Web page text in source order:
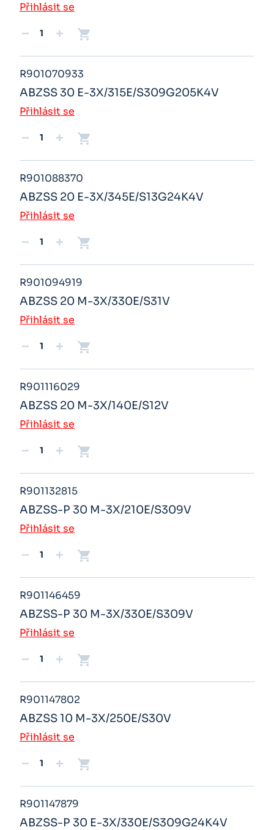
Přihlásit se
remove add shopping_cart
R901070933
ABZSS 30 E-3X/315E/S309G205K4V
Přihlásit se
remove add shopping_cart
R901088370
ABZSS 20 E-3X/345E/S13G24K4V
Přihlásit se
remove add shopping_cart
R901094919
ABZSS 20 M-3X/330E/S31V
Přihlásit se
remove add shopping_cart
R901116029
ABZSS 20 M-3X/140E/S12V
Přihlásit se
remove add shopping_cart
R901132815
ABZSS-P 30 M-3X/210E/S309V
Přihlásit se
remove add shopping_cart
R901146459
ABZSS-P 30 M-3X/330E/S309V
Přihlásit se
remove add shopping_cart
R901147802
ABZSS 10 M-3X/250E/S30V
Přihlásit se
remove add shopping_cart
R901147879
ABZSS-P 30 E-3X/330E/S309G24K4V